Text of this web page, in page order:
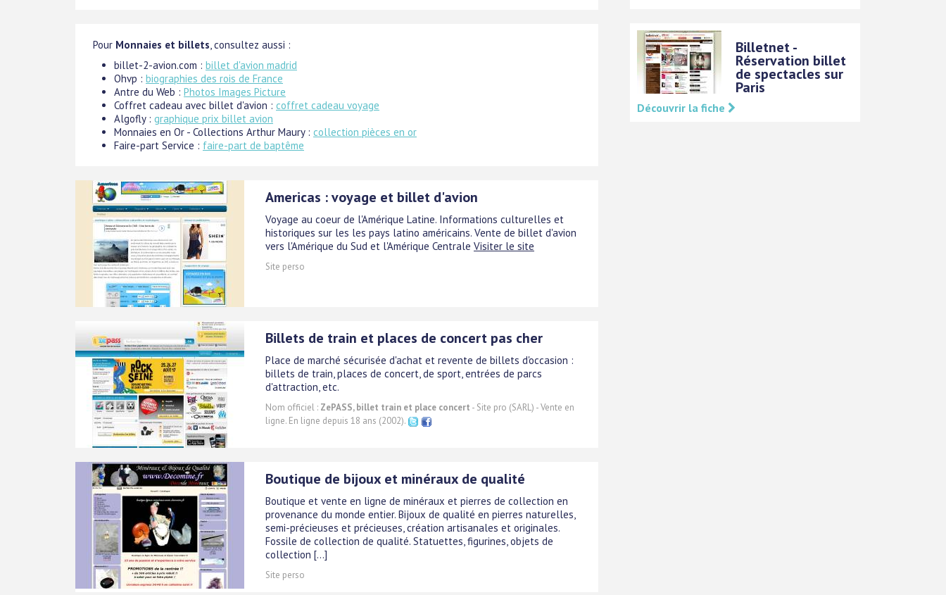
Pour Monnaies et billets , consultez aussi :
billet-2-avion.com : billet d'avion madrid
Ohvp : biographies des rois de France
Antre du Web : Photos Images Picture
Coffret cadeau avec billet d'avion : coffret cadeau voyage
Algofly : graphique prix billet avion
Monnaies en Or - Collections Arthur Maury : collection pièces en or
Faire-part Service : faire-part de baptême
Americas : voyage et billet d'avion
Voyage au coeur de l'Amérique Latine. Informations culturelles et
historiques sur les les pays latino américains. Vente de billet d'avion
vers l'Amérique du Sud et l'Amérique Centrale Visiter le site
Site perso
Billets de train et places de concert pas cher
Place de marché sécurisée d'achat et revente de billets d'occasion :
billets de train, places de concert, de sport, entrées de parcs
d'attraction, etc.
Nom officiel : ZePASS, billet train et place concert - Site pro (SARL) - Vente en
ligne. En ligne depuis 18 ans (2002).
Boutique de bijoux et minéraux de qualité
Boutique et vente en ligne de minéraux et pierres de collection en
provenance du monde entier. Bijoux de qualité en pierres naturelles,
semi-précieuses et précieuses, création artisanales et originales.
Fossile de collection de qualité. Statuettes, figurines, objets de
collection [...]
Site perso
Billetnet -
Réservation billet
de spectacles sur
Paris
Découvrir la fiche